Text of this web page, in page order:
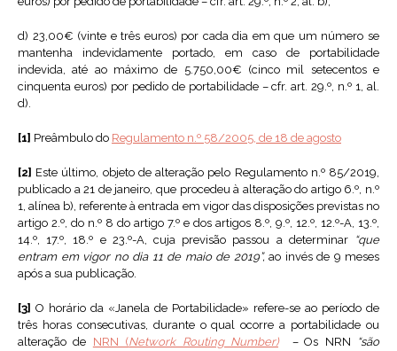
d) 23,00€ (vinte e três euros) por cada dia em que um número se
mantenha indevidamente portado, em caso de portabilidade
indevida, até ao máximo de 5.750,00€ (cinco mil setecentos e
cinquenta euros) por pedido de portabilidade – cfr. art. 29.º, n.º 1, al.
d).
[1] Preâmbulo do Regulamento n.º 58/2005, de 18 de agosto
[2] Este último, objeto de alteração pelo Regulamento n.º 85/2019,
publicado a 21 de janeiro, que procedeu à alteração do artigo 6.º, n.º
1, alínea b), referente à entrada em vigor das disposições previstas no
artigo 2.º, do n.º 8 do artigo 7.º e dos artigos 8.º, 9.º, 12.º, 12.º-A, 13.º,
14.º, 17.º, 18.º e 23.º-A, cuja previsão passou a determinar “que
entram em vigor no dia 11 de maio de 2019”, ao invés de 9 meses
após a sua publicação.
[3] O horário da «Janela de Portabilidade» refere-se ao período de
três horas consecutivas, durante o qual ocorre a portabilidade ou
alteração de NRN (Network Routing Number)–Os NRN “são